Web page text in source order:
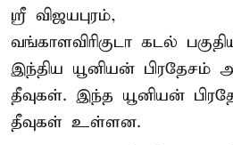
ஸ்ரீ விஜயபுரம்,
வங்காளவிரிகுடா கடல்
இந்திய யூனியன் பிரதேசம்
தீவுகள். இந்த யூனியன்
தீவுகள் உள்ளன.